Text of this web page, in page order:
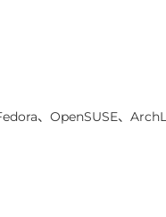
、OpenSUSE、